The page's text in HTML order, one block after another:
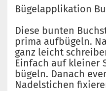
Bügelapplikation
Diese bunten
prima aufbügeln.
ganz leicht
Einfach auf kleiner
bügeln. Danach
Nadelstichen